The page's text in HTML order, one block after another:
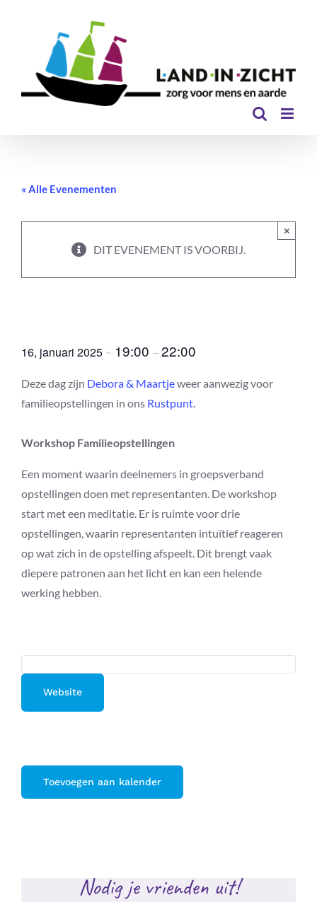
« Alle Evenementen
DIT EVENEMENT IS VOORBIJ.
×
16, januari 2025 ~ 19:00 –22:00
Deze dag zijn Debora & Maartjeweer aanwezig voor
familieopstellingen in ons Rustpunt.
Workshop Familieopstellingen
Een moment waarin deelnemers in groepsverband
opstellingen doen met representanten. De workshop
start met een meditatie. Er is ruimte voor drie
opstellingen, waarin representanten intuïtief reageren
op wat zich in de opstelling afspeelt. Dit brengt vaak
diepere patronen aan het licht en kan een helende
werking hebben.
Website
Toevoegen aan kalender
Nodig je vrienden uit!